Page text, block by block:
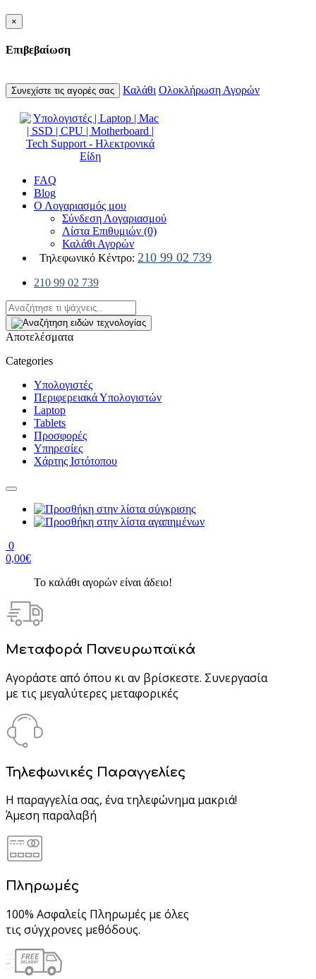
×
Επιβεβαίωση
Συνεχίστε τις αγορές σας Καλάθι Ολοκλήρωση Αγορών
FAQ
Blog
Ο Λογαριασμός μου
Σύνδεση Λογαριασμού
Λίστα Επιθυμιών (0)
Καλάθι Αγορών
Τηλεφωνικό Κέντρο: 210 99 02 739
210 99 02 739
Αποτελέσματα
Categories
Υπολογιστές
Περιφερειακά Υπολογιστών
Laptop
Tablets
Προσφορές
Υπηρεσίες
Χάρτης Ιστότοπου
0
0,00€
Το καλάθι αγορών είναι άδειο!
Μεταφορά Πανευρωπαϊκά
Αγοράστε από όπου κι αν βρίσκεστε. Συνεργασία
με τις μεγαλύτερες μεταφορικές
Τηλεφωνικές Παραγγελίες
Η παραγγελία σας, ένα τηλεφώνημα μακριά!
Άμεση παραλαβή
Πληρωμές
100% Ασφαλείς Πληρωμές με όλες
τις σύγχρονες μεθόδους.